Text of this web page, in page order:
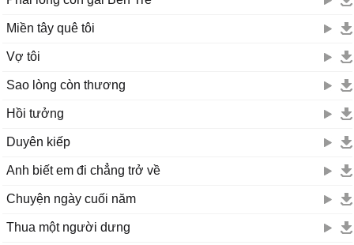
Miền tây quê tôi
Vợ tôi
Sao lòng còn thương
Hồi tưởng
Duyên kiếp
Anh biết em đi chẳng trở về
Chuyện ngày cuối năm
Thua một người dưng